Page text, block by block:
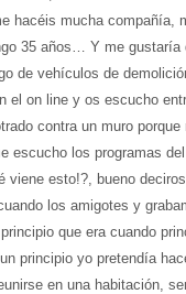
hacéis mucha compañía,
35 años… Y me gustaría
de vehículos de
el on line y os escucho
contra un muro
escucho los programas
viene esto!?, bueno
los amigotes y
que era cuando
principio yo pretendía
en una habitación,